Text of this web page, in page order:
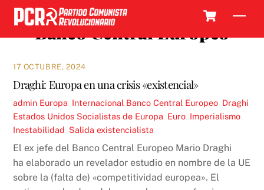
Skip
contentBanco Central Europeo
17 OCTUBRE, 2024
Draghi: Europa en una crisis «existencial»
admin Europa Internacional Banco Central Europeo Draghi
Estados Unidos Socialistas de Europa Euro Imperialismo
Inestabilidad Salida existencialista
El ex jefe del Banco Central Europeo Mario Draghi
ha elaborado un revelador estudio en nombre de la UE
sobre la (falta de) «competitividad europea». El